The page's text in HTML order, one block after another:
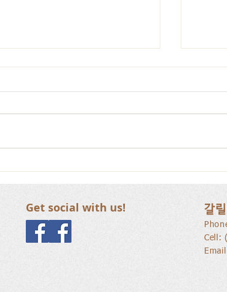
새로운 가치를 세워가는 신앙
공동체
Get social with us! 갈
Cell: